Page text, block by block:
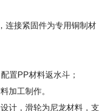
连接紧固件为专用铜制材
置PP材料返水斗；
加工制作。
计，滑轮为尼龙材料，支